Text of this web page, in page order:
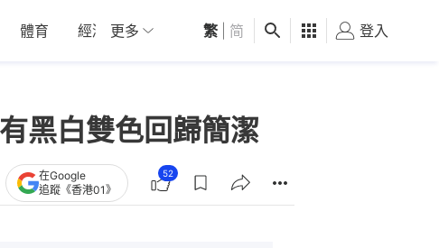
體育 經濟 01深圳 觀點 健康 好食玩飛
更多 繁 简 登入
黑白雙色回歸簡潔
在Google
追蹤《香港01》
52